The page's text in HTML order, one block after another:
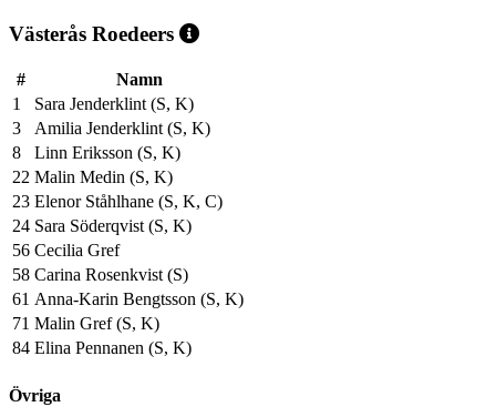
Västerås Roedeers
#
Namn
1
Sara Jenderklint (S, K)
3
Amilia Jenderklint (S, K)
8
Linn Eriksson (S, K)
22 Malin Medin (S, K)
23 Elenor Ståhlhane (S, K, C)
24 Sara Söderqvist (S, K)
56 Cecilia Gref
58 Carina Rosenkvist (S)
61 Anna-Karin Bengtsson (S, K)
71 Malin Gref (S, K)
84 Elina Pennanen (S, K)
Övriga